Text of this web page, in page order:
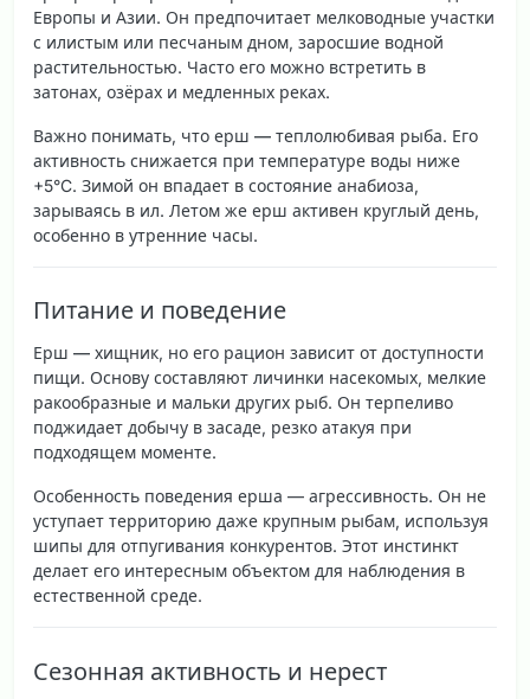
Европы и Азии. Он предпочитает мелководные участки
с илистым или песчаным дном, заросшие водной
растительностью. Часто его можно встретить в
затонах, озёрах и медленных реках.
Важно понимать, что ерш — теплолюбивая рыба. Его
активность снижается при температуре воды ниже
+5°C. Зимой он впадает в состояние анабиоза,
зарываясь в ил. Летом же ерш активен круглый день,
особенно в утренние часы.
Питание и поведение
Ерш — хищник, но его рацион зависит от доступности
пищи. Основу составляют личинки насекомых, мелкие
ракообразные и мальки других рыб. Он терпеливо
поджидает добычу в засаде, резко атакуя при
подходящем моменте.
Особенность поведения ерша — агрессивность. Он не
уступает территорию даже крупным рыбам, используя
шипы для отпугивания конкурентов. Этот инстинкт
делает его интересным объектом для наблюдения в
естественной среде.
Сезонная активность и нерест